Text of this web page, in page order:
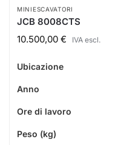
MINIESCAVATORI
JCB 8008CTS
10.500,00 € IVA escl.
Ubicazione
Anno
Ore di lavoro
Peso (kg)